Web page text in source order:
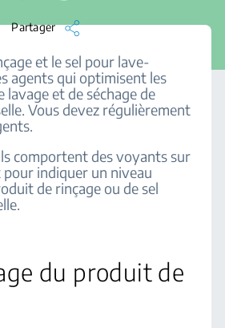
Partager
et le sel pour lave-
agents qui optimisent les
lavage et de séchage de
Vous devez régulièrement
comportent des voyants sur
indiquer un niveau
de rinçage ou de sel
du produit de